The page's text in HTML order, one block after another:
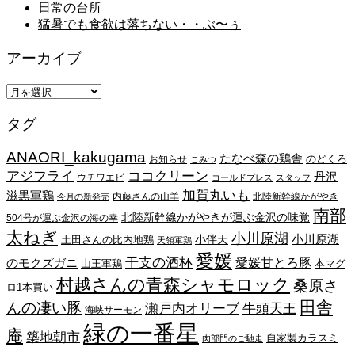
日常の台所
猛暑でも食欲は落ちない・・ぶ〜ぅ
アーカイブ
ア
カ
ブ
タグ
ANAORI_kakugama お知らせ こみつ たなべ森の鶏舎 のどくろ
アジフライ ウチワエビ ココクリーン コールドプレス スタッフ 丹沢
滋黒軍鶏 今月の新発売 内藤さんの山羊 加賀丸いも 北陸新幹線かがやき
504号が運ぶ金沢の海の幸 北陸新幹線かがやきが運ぶ金沢の味覚 南部
太ねぎ 土田さんの比内地鶏 天領軍鶏 小伴天 小川原湖 小川原湖
のモクズガニ 山王軍鶏 干支の酒杯 愛媛 愛媛甘とろ豚 本マグ
ロ1本買い 村越さんの青森シャモロック 桑原さ
んの凄い豚 海峡サーモン 瀬戸内オリーブ 牛頭天王 田舎
庵 築地朝市 緑の一番星 肉部門のご馳走 自家製カラスミ